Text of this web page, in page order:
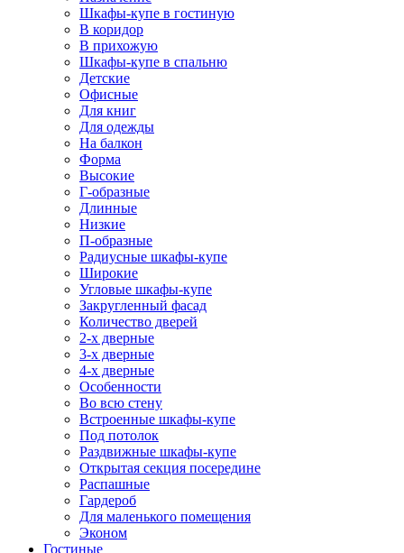
Шкафы-купе в гостиную
В коридор
В прихожую
Шкафы-купе в спальню
Детские
Офисные
Для книг
Для одежды
На балкон
Форма
Высокие
Г-образные
Длинные
Низкие
П-образные
Радиусные шкафы-купе
Широкие
Угловые шкафы-купе
Закругленный фасад
Количество дверей
2-х дверные
3-х дверные
4-х дверные
Особенности
Во всю стену
Встроенные шкафы-купе
Под потолок
Раздвижные шкафы-купе
Открытая секция посередине
Распашные
Гардероб
Для маленького помещения
Эконом
Гостиные